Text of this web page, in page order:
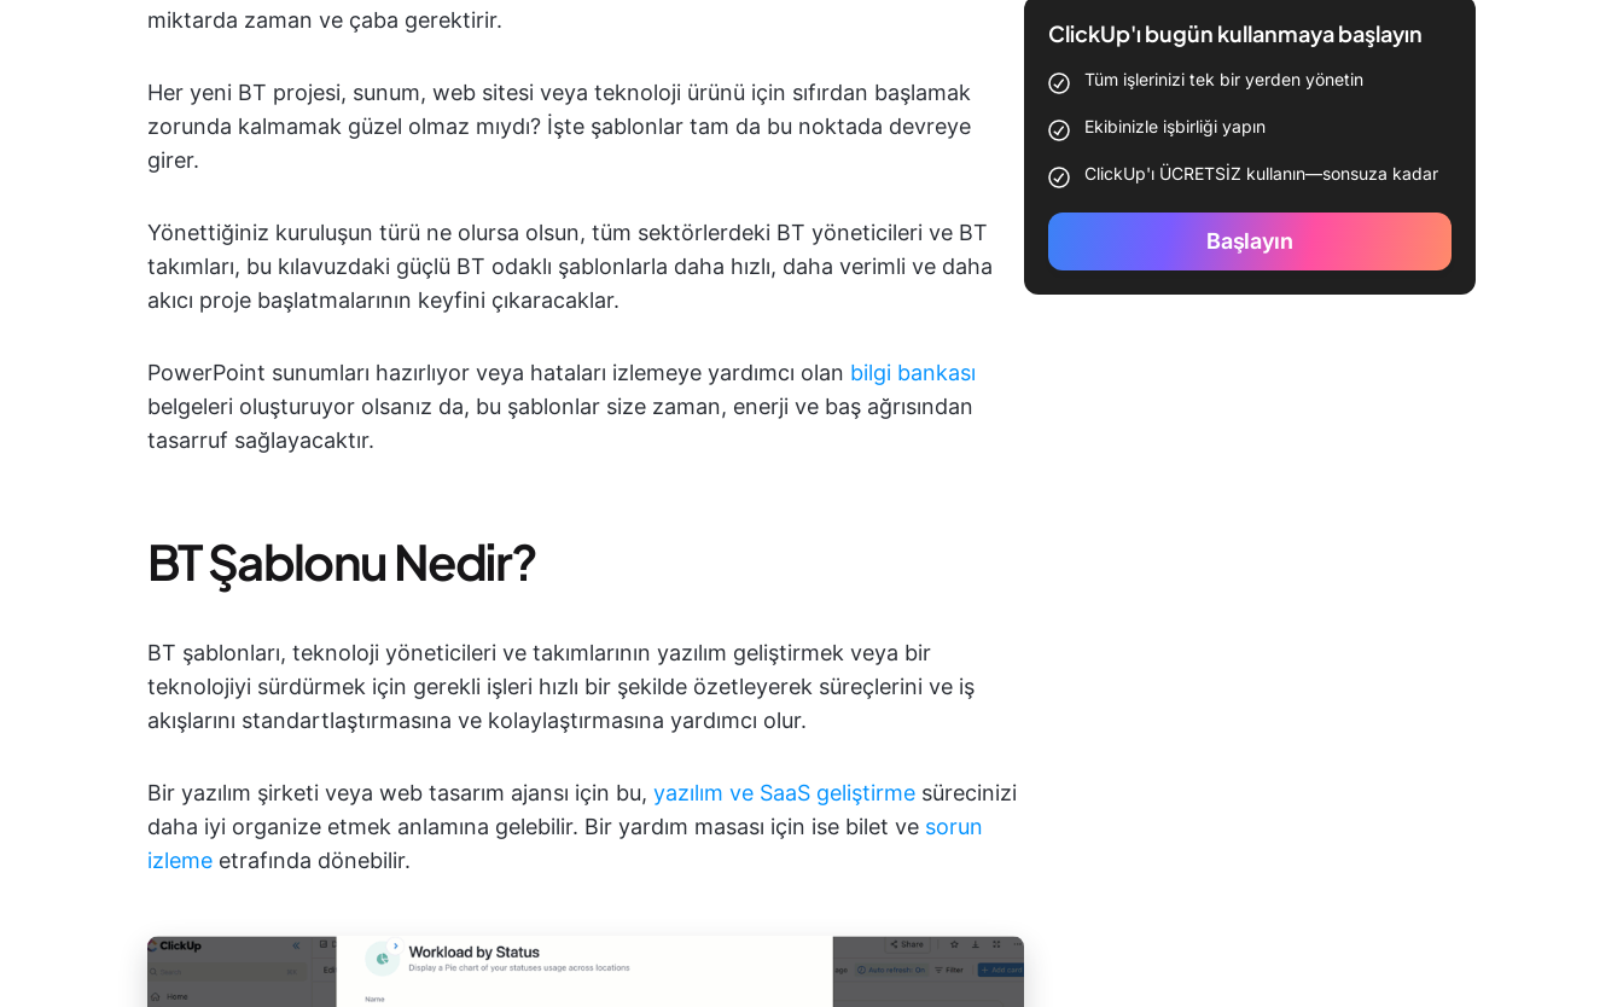
miktarda zaman ve çaba gerektirir.
Her yeni BT projesi, sunum, web sitesi veya teknoloji ürünü için sıfırdan başlamak
zorunda kalmamak güzel olmaz mıydı? İşte şablonlar tam da bu noktada devreye
girer.
Yönettiğiniz kuruluşun türü ne olursa olsun, tüm sektörlerdeki BT yöneticileri ve BT
takımları, bu kılavuzdaki güçlü BT odaklı şablonlarla daha hızlı, daha verimli ve daha
akıcı proje başlatmalarının keyfini çıkaracaklar.
PowerPoint sunumları hazırlıyor veya hataları izlemeye yardımcı olan bilgi bankası
belgeleri oluşturuyor olsanız da, bu şablonlar size zaman, enerji ve baş ağrısından
tasarruf sağlayacaktır.
BT Şablonu Nedir?
BT şablonları, teknoloji yöneticileri ve takımlarının yazılım geliştirmek veya bir
teknolojiyi sürdürmek için gerekli işleri hızlı bir şekilde özetleyerek süreçlerini ve iş
akışlarını standartlaştırmasına ve kolaylaştırmasına yardımcı olur.
Bir yazılım şirketi veya web tasarım ajansı için bu, yazılım ve SaaS geliştirme sürecinizi
daha iyi organize etmek anlamına gelebilir. Bir yardım masası için ise bilet ve sorun
izleme etrafında dönebilir.
ClickUp'ı bugün kullanmaya başlayın
Tüm işlerinizi tek bir yerden yönetin
Ekibinizle işbirliği yapın
ClickUp'ı ÜCRETSİZ kullanın—sonsuza kadar
Başlayın